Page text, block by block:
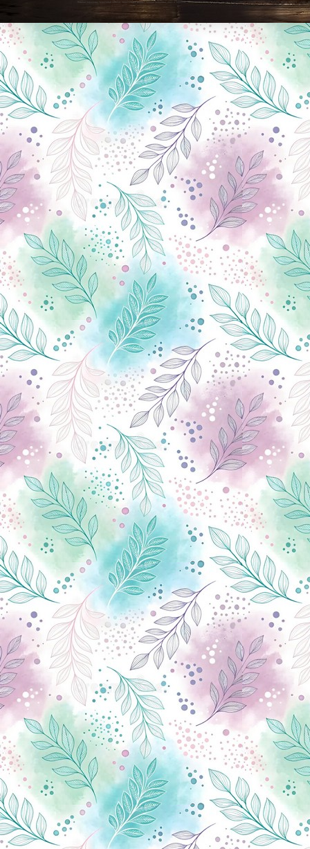
Новини Чернігова, Чернігівські новини, Чернігівський формат, новини Чернігова, події в Чернігові: політика, економіка, аналітика, культура, відеоновини, екологія, спортивний Чернігів, туризм, Чернігів